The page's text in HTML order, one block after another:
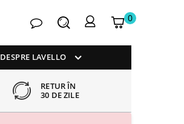
Contactați-
Caută
Coșul
0
DESPRE LAVELLO
RETUR ÎN
30 DE ZILE